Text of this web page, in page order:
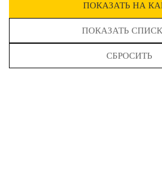
ПОКАЗАТЬ НА
ПОКАЗАТЬ
СБРОСИТЬ